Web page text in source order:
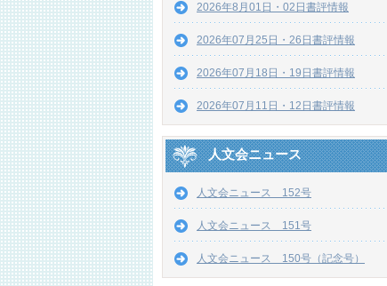
2026年8月01日・02日書評情報
2026年07月25日・26日書評情報
2026年07月18日・19日書評情報
2026年07月11日・12日書評情報
人文会ニュース
人文会ニュース 152号
人文会ニュース 151号
人文会ニュース 150号（記念号）